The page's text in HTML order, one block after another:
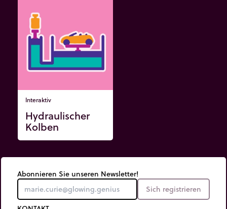
Interaktiv
Hydraulischer
Kolben
Abonnieren Sie unseren Newsletter!
Sich registrieren